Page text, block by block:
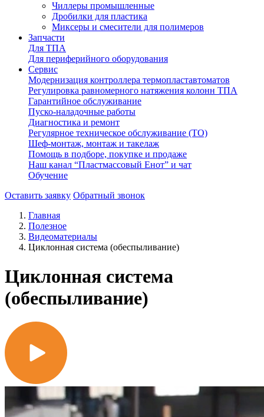
Чиллеры промышленные
Дробилки для пластика
Миксеры и смесители для полимеров
Запчасти
Для ТПА
Для периферийного оборудования
Сервис
Модернизация контроллера термопластавтоматов
Регулировка равномерного натяжения колонн ТПА
Гарантийное обслуживание
Пуско-наладочные работы
Диагностика и ремонт
Регулярное техническое обслуживание (ТО)
Шеф-монтаж, монтаж и такелаж
Помощь в подборе, покупке и продаже
Наш канал “Пластмассовый Енот” и чат
Обучение
Оставить заявку Обратный звонок
Главная
Полезное
Видеоматериалы
Циклонная система (обеспыливание)
Циклонная система
(обеспыливание)